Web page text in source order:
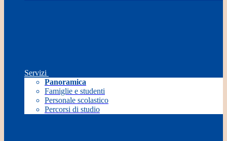
Servizi
Panoramica
Famiglie e studenti
Personale scolastico
Percorsi di studio